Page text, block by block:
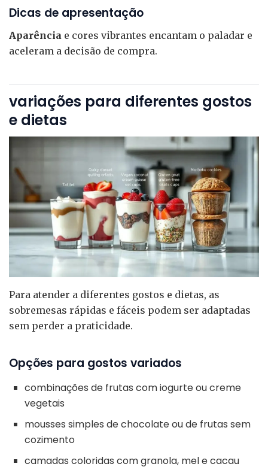
Dicas de apresentação
Aparência e cores vibrantes encantam o paladar e
aceleram a decisão de compra.
variações para diferentes gostos
e dietas
Para atender a diferentes gostos e dietas, as
sobremesas rápidas e fáceis podem ser adaptadas
sem perder a praticidade.
Opções para gostos variados
combinações de frutas com iogurte ou creme
vegetais
mousses simples de chocolate ou de frutas sem
cozimento
camadas coloridas com granola, mel e cacau